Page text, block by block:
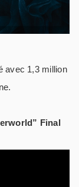
avec 1,3 million
Final